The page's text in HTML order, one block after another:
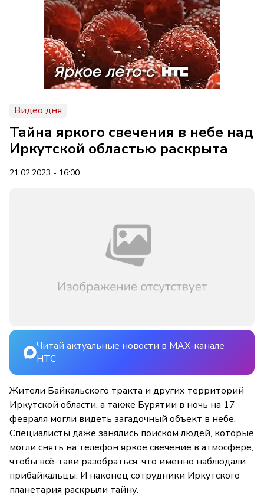
Видео дня
Тайна яркого свечения в небе над
Иркутской областью раскрыта
21.02.2023 - 16:00
Читай актуальные новости в MAX-канале
НТС
Жители Байкальского тракта и других территорий
Иркутской области, а также Бурятии в ночь на 17
февраля могли видеть загадочный объект в небе.
Специалисты даже занялись поиском людей, которые
могли снять на телефон яркое свечение в атмосфере,
чтобы всё-таки разобраться, что именно наблюдали
прибайкальцы. И наконец сотрудники Иркутского
планетария раскрыли тайну.